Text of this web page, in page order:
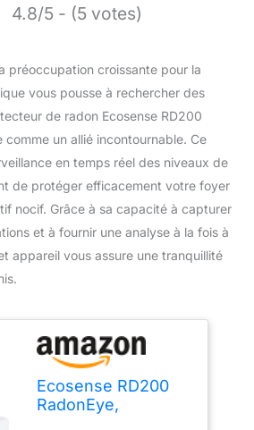
4.8/5 - (5 votes)
préoccupation croissante pour la
vous pousse à rechercher des
de radon Ecosense RD200
comme un allié incontournable. Ce
en temps réel des niveaux de
de protéger efficacement votre foyer
nocif. Grâce à sa capacité à capturer
et à fournir une analyse à la fois à
appareil vous assure une tranquillité
Ecosense RD200
RadonEye,